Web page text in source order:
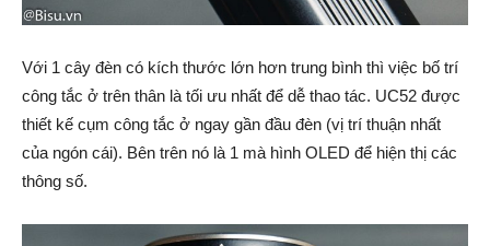
Với 1 cây đèn có kích thước lớn hơn trung bình thì việc bố trí
công tắc ở trên thân là tối ưu nhất để dễ thao tác. UC52 được
thiết kế cụm công tắc ở ngay gần đầu đèn (vị trí thuận nhất
của ngón cái). Bên trên nó là 1 mà hình OLED để hiện thị các
thông số.